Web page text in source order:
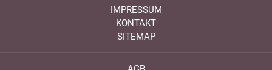
IMPRESSUM
KONTAKT
SITEMAP